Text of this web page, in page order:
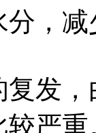
，
发
严